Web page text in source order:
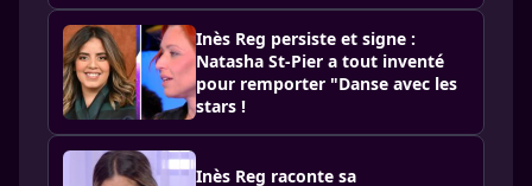
Inès Reg persiste et signe :
Natasha St-Pier a tout inventé
pour remporter "Danse avec les
stars !
Inès Reg raconte sa